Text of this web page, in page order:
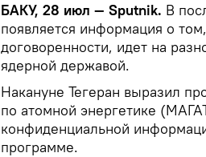
БАКУ, 28 июл — Sputnik. В
появляется информация о
договоренности, идет на
ядерной державой.
Накануне Тегеран выразил
по атомной энергетике
конфиденциальной
программе.